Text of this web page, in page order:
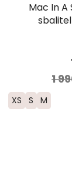
Mac In A
1
XS S M